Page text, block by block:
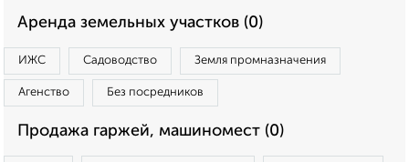
Аренда земельных участков (0)
ИЖС Садоводство Земля промназначения
Агенство Без посредников
Продажа гаржей, машиномест (0)